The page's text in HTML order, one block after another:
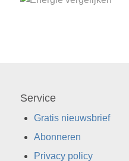
Service
Gratis nieuwsbrief
Abonneren
Privacy policy